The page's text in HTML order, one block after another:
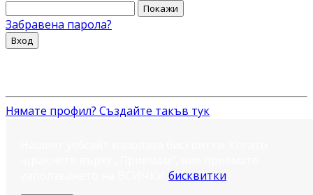
Покажи
Забравена парола?
Вход
Нямате профил? Създайте такъв тук
бисквитки